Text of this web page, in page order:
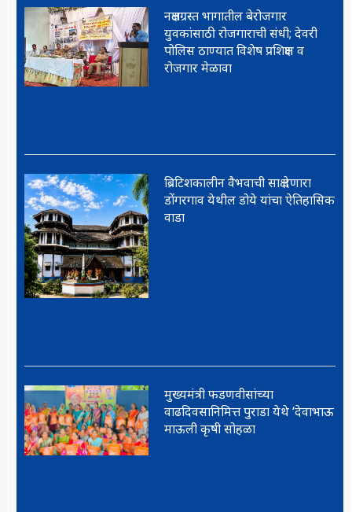
नक्षलग्रस्त भागातील बेरोजगार
युवकांसाठी रोजगाराची संधी; देवरी
पोलिस ठाण्यात विशेष प्रशिक्षण व
रोजगार मेळावा
ब्रिटिशकालीन वैभवाची साक्ष देणारा
डोंगरगाव येथील डोये यांचा ऐतिहासिक
वाडा
मुख्यमंत्री फडणवीसांच्या
वाढदिवसानिमित्त पुराडा येथे ‘देवाभाऊ
माऊली कृषी सोहळा